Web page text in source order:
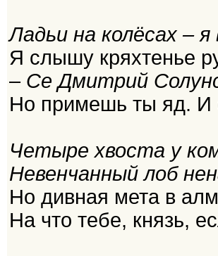
Ладьи на колёсах –
Я слышу кряхтенье
– Се Дмитрий
Но примешь ты яд. И
Четыре хвоста у
Невенчанный лоб
Но дивная мета в
На что тебе, князь,